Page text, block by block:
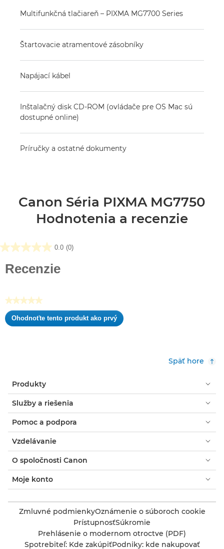
Multifunkčná tlačiareň – PIXMA MG7700 Series
Štartovacie atramentové zásobníky
Napájací kábel
Inštalačný disk CD-ROM (ovládače pre OS Mac sú
dostupné online)
Príručky a ostatné dokumenty
Canon Séria PIXMA MG7750
Hodnotenia a recenzie
0.0 (0)
0.0
Recenzie
★★★★★
Žiadna
hodnota
Ohodnoťte tento produkt ako prvý
.
Späť hore
Produkty
Služby a riešenia
Pomoc a podpora
Vzdelávanie
O spoločnosti Canon
Moje konto
Zmluvné podmienkyOznámenie o súboroch cookie
PrístupnosťSúkromie
Prehlásenie o modernom otroctve (PDF)
Spotrebiteľ: Kde zakúpiťPodniky: kde nakupovať